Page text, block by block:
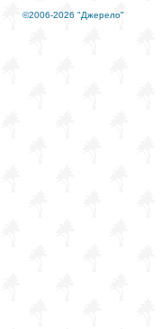
©2006-2026 "Джерело"